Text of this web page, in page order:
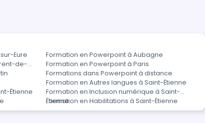
Eure
Formation en Powerpoint à Aubagne
de-
Formation en Powerpoint à Paris
Formations dans Powerpoint à distance
Formation en Autres langues à Saint-Étienne
Étienne
Formation en Inclusion numérique à Saint-
Étienne
Formation en Habilitations à Saint-Étienne